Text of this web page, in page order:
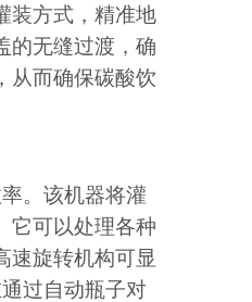
装方式，精准地
的无缝过渡，确
从而确保碳酸饮
。该机器将灌
它可以处理各种
速旋转机构可显
过自动瓶子对